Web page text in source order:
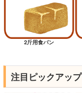
2斤用食パン
注目ピックアップ